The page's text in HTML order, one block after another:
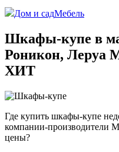
Дом и садМебель
Шкафы-купе в
Роникон, Леруа
ХИТ
Где купить шкафы-купе
компании-производители
цены?